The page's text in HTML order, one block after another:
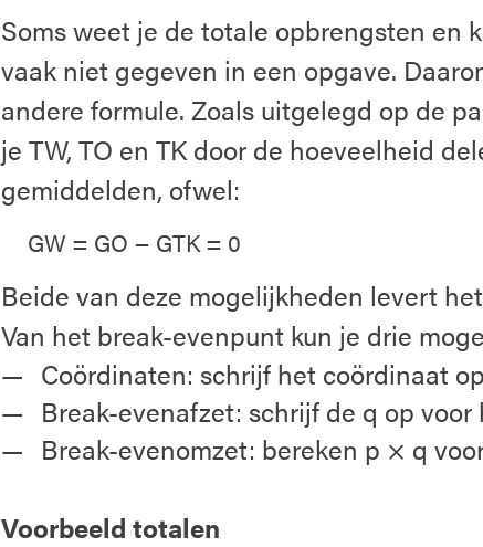
Soms weet je de totale opbrengsten en
vaak niet gegeven in een opgave.
andere formule. Zoals uitgelegd op de
je TW, TO en TK door de hoeveelheid
gemiddelden, ofwel:
GW = GO − GTK = 0
Beide van deze mogelijkheden levert
Van het break-evenpunt kun je drie
Coördinaten: schrijf het coördinaat
Break-evenafzet: schrijf de q op
Break-evenomzet: bereken p × q
Voorbeeld totalen